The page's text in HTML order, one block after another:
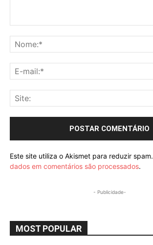
Este site utiliza o Akismet para reduzir spam.
dados em comentários são processados.
- Publicidade-
MOST POPULAR